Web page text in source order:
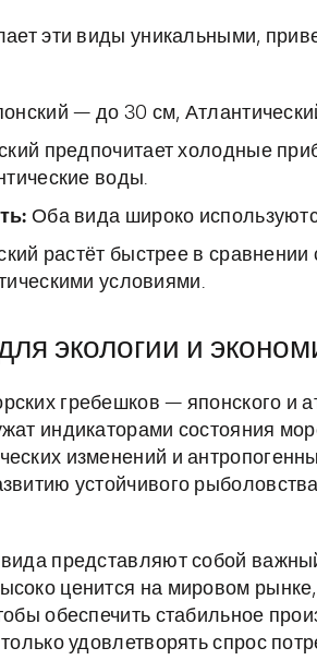
эти виды уникальными,
— до 30 см,
предпочитает холодные
воды.
Оба вида широко
растёт быстрее в сравнении
условиями.
экологии и
гребешков — японского и
индикаторами состояния
изменений и
устойчивого
представляют собой
ценится на мировом
обеспечить стабильное
удовлетворять спрос